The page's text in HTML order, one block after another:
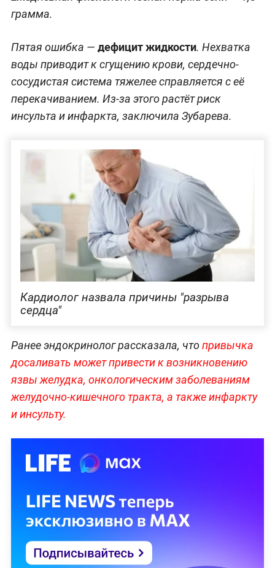
грамма.
Пятая ошибка — дефицит жидкости. Нехватка
воды приводит к сгущению крови, сердечно-
сосудистая система тяжелее справляется с её
перекачиванием. Из-за этого растёт риск
инсульта и инфаркта, заключила Зубарева.
Кардиолог назвала причины "разрыва
сердца"
Ранее эндокринолог рассказала, чтопривычка
досаливать может привести к возникновению
язвы желудка, онкологическим заболеваниям
желудочно-кишечного тракта, а также инфаркту
и инсульту.